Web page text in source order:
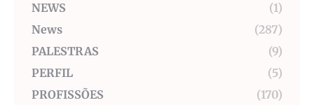
NEWS
(1)
News
(287)
PALESTRAS
(9)
PERFIL
(5)
PROFISSÕES
(170)